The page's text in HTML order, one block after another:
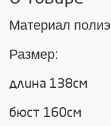
Материал
Размер:
длина 138см
бюст 160см